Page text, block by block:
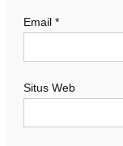
Email *
Situs Web